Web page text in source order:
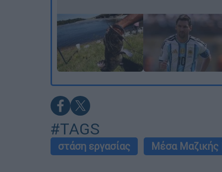
#TAGS
στάση εργασίας Μέσα